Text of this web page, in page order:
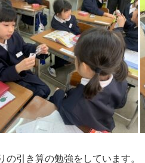
の引き算の勉強をしています。